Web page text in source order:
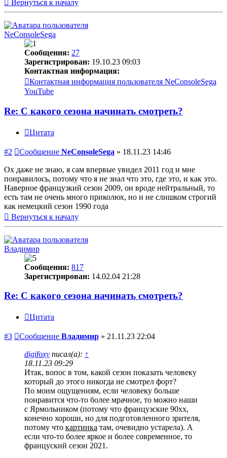
Вернуться к началу
NeConsoleSega
Сообщения: 27
Зарегистрирован: 19.10.23 09:03
Контактная информация:
Контактная информация пользователя NeConsoleSega
YouTube
Re: С какого сезона начинать смотреть?
Цитата
#2 Сообщение NeConsoleSega » 18.11.23 14:46
Ох даже не знаю, я сам впервые увидел 2011 год и мне
понравилось, потому что я не знал что это, где это, и как это.
Наверное французкий сезон 2009, он вроде нейтральный, то
есть там не очень много приколюх, но и не слишком строгий
как немецкий сезон 1990 года
Вернуться к началу
Владимир
Сообщения: 817
Зарегистрирован: 14.02.04 21:28
Re: С какого сезона начинать смотреть?
Цитата
#3 Сообщение Владимир » 21.11.23 22:04
digifoxy писал(а): ↑
18.11.23 09:29
Итак, вопос в том, какой сезон показать человеку
который до этого никогда не смотрел форт?
По моим ощущениям, если человеку больше
понравится что-то более мрачное, то можно наши
с Ярмольником (потому что французские 90хх,
конечно хороши, но для подготовленного зрителя,
потому что картинка там, очевидно устарела). А
если что-то более яркое и более современное, то
француский сезон 2021.